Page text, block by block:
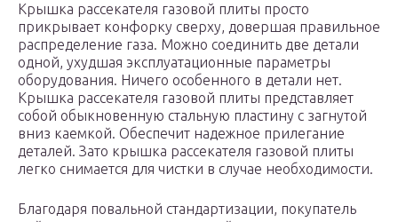
Крышка рассекателя газовой плиты просто
прикрывает конфорку сверху, довершая правильное
распределение газа. Можно соединить две детали
одной, ухудшая эксплуатационные параметры
оборудования. Ничего особенного в детали нет.
Крышка рассекателя газовой плиты представляет
собой обыкновенную стальную пластину с загнутой
вниз каемкой. Обеспечит надежное прилегание
деталей. Зато крышка рассекателя газовой плиты
легко снимается для чистки в случае необходимости.
Благодаря повальной стандартизации, покупатель